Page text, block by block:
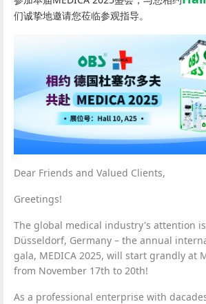
们诚挚地邀请您莅临参观指导。
Dear Friends and Valued Clients,
Greetings!
The global medical industry's attention
Düsseldorf, Germany – the annual
gala, MEDICA 2025, will start grandly at
from November 17th to 20th!
As a professional enterprise with